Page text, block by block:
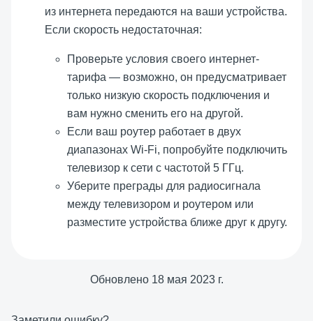
из интернета передаются на ваши устройства.
Если скорость недостаточная:
Проверьте условия своего интернет-
тарифа — возможно, он предусматривает
только низкую скорость подключения и
вам нужно сменить его на другой.
Если ваш роутер работает в двух
диапазонах Wi-Fi, попробуйте подключить
телевизор к сети с частотой 5 ГГц.
Уберите преграды для радиосигнала
между телевизором и роутером или
разместите устройства ближе друг к другу.
Обновлено 18 мая 2023 г.